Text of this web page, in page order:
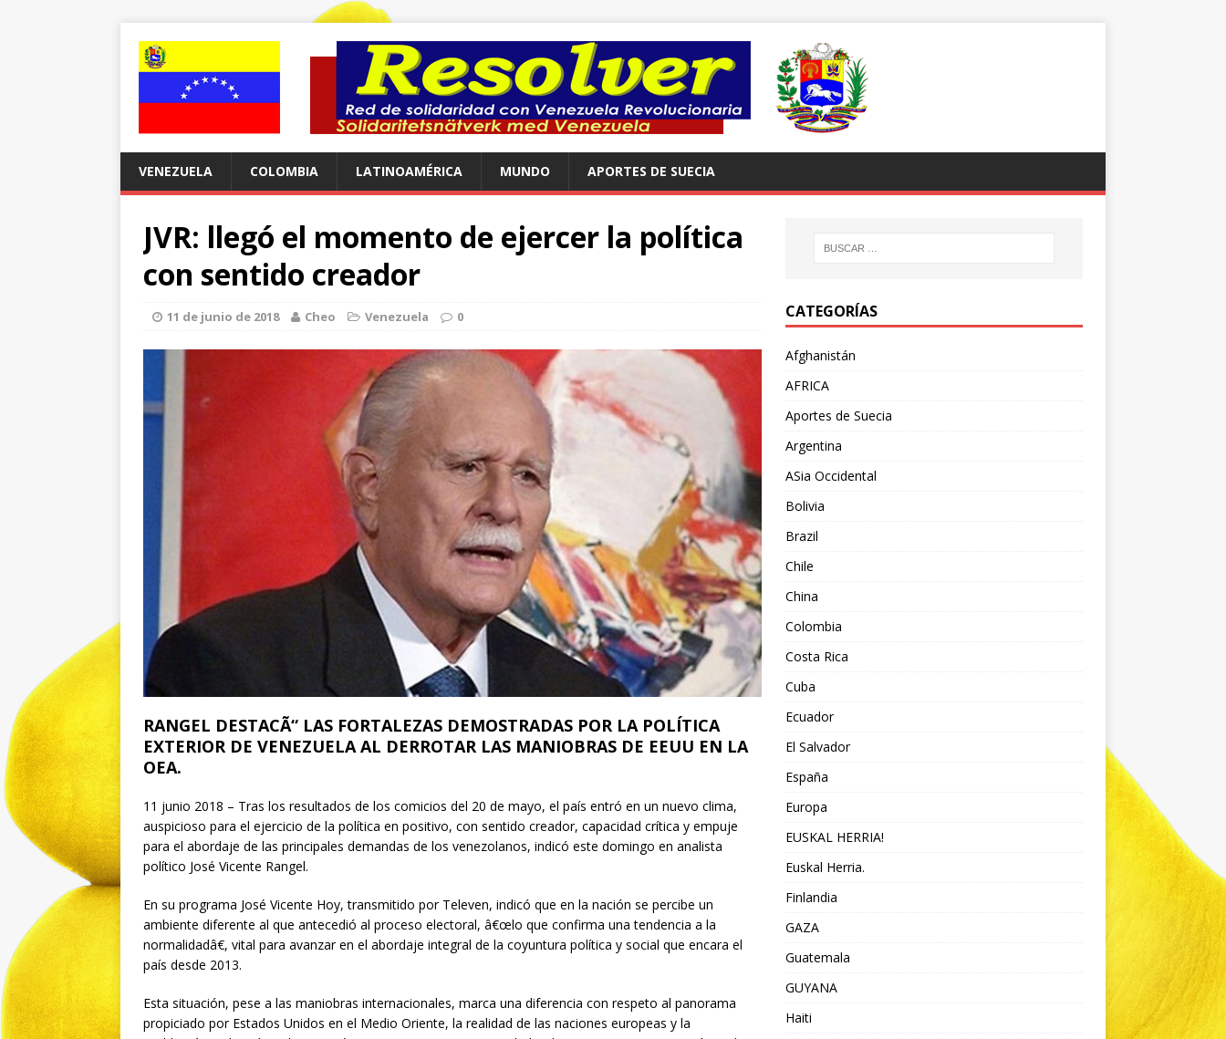
VENEZUELA COLOMBIA LATINOAMÉRICA MUNDO APORTES DE SUECIA
JVR: llegó el momento de ejercer la política
con sentido creador
11 de junio de 2018 Cheo Venezuela 0
RANGEL DESTACÃ“ LAS FORTALEZAS DEMOSTRADAS POR LA POLÍTICA
EXTERIOR DE VENEZUELA AL DERROTAR LAS MANIOBRAS DE EEUU EN LA
OEA.
11 junio 2018 – Tras los resultados de los comicios del 20 de mayo, el país entró en un nuevo clima,
auspicioso para el ejercicio de la política en positivo, con sentido creador, capacidad crítica y empuje
para el abordaje de las principales demandas de los venezolanos, indicó este domingo en analista
político José Vicente Rangel.
En su programa José Vicente Hoy, transmitido por Televen, indicó que en la nación se percibe un
ambiente diferente al que antecedió al proceso electoral, â€œlo que confirma una tendencia a la
normalidadâ€, vital para avanzar en el abordaje integral de la coyuntura política y social que encara el
país desde 2013.
Esta situación, pese a las maniobras internacionales, marca una diferencia con respeto al panorama
propiciado por Estados Unidos en el Medio Oriente, la realidad de las naciones europeas y la
CATEGORÍAS
Afghanistán
AFRICA
Aportes de Suecia
Argentina
ASia Occidental
Bolivia
Brazil
Chile
China
Colombia
Costa Rica
Cuba
Ecuador
El Salvador
España
Europa
EUSKAL HERRIA!
Euskal Herria.
Finlandia
GAZA
Guatemala
GUYANA
Haiti